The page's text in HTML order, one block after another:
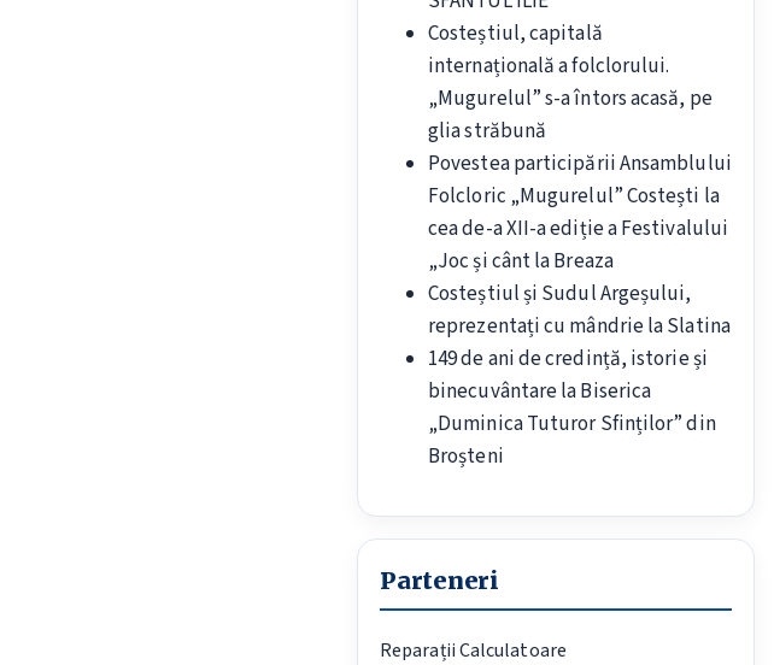
Costeștiul, capitală
internațională a folclorului.
„Mugurelul” s-a întors acasă, pe
glia străbună
Povestea participării Ansamblului
Folcloric „Mugurelul” Costești la
cea de-a XII-a ediție a Festivalului
„Joc și cânt la Breaza
Costeștiul și Sudul Argeșului,
reprezentați cu mândrie la Slatina
149 de ani de credință, istorie și
binecuvântare la Biserica
„Duminica Tuturor Sfinților” din
Broșteni
Parteneri
Reparații Calculatoare